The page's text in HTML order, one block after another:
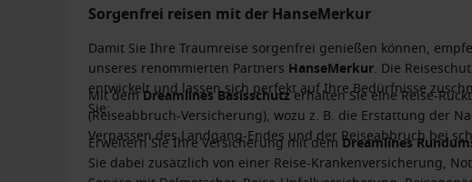
Sorgenfrei reisen mit der HanseMerkur
Damit Sie Ihre Traumreise sorgenfrei genießen können,
unseres renommierten Partners HanseMerkur. Die
entwickelt und lassen sich perfekt auf Ihre Bedürfnisse
Sie:
Mit demDreamlines Basisschutzerhalten Sie eine Reise-
(Reiseabbruch-Versicherung), wozu z. B. die Erstattung der
Verpassen des Landgang-Endes und der Reiseabbruch bei
Erweitern Sie Ihre Versicherung mit dem Dreamlines
Sie dabei zusätzlich von einer Reise-Krankenversicherung,